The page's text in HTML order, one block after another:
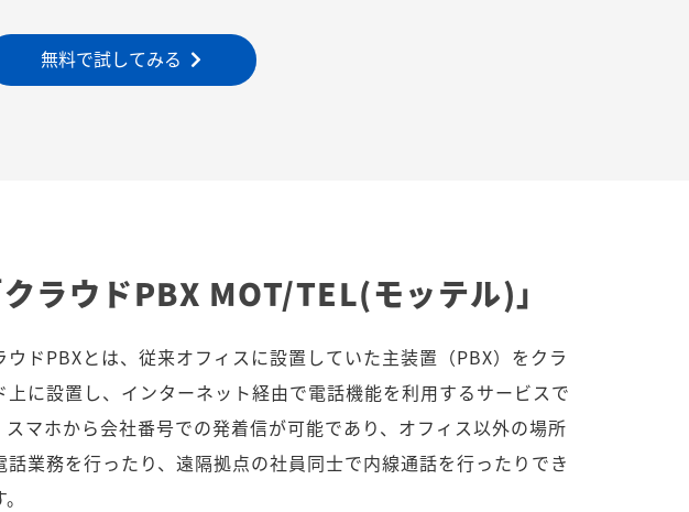
無料で試してみる
クラウドPBX MOT/TEL(モッテル)」
ウドPBXとは、従来オフィスに設置していた主装置（PBX）をクラ
上に設置し、インターネット経由で電話機能を利用するサービスで
スマホから会社番号での発着信が可能であり、オフィス以外の場所
話業務を行ったり、遠隔拠点の社員同士で内線通話を行ったりでき